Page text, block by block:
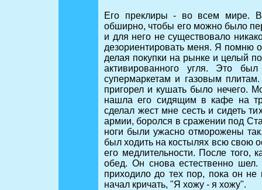
Его преклиры - во всем мире.
обширно, чтобы его можно было
и для него не существовало
дезориентировать меня. Я помню
делая покупки на рынке и целый
активированного угля. Это
супермаркетам и газовым
пригорел и кушать было нечего.
нашла его сидящим в кафе на
сделал жест мне сесть и сидеть
армии, боролся в сражении под
ноги были ужасно отморожены
был ходить на костылях всю свою
его медлительности. После того,
обед. Он снова естественно
приходило до тех пор, пока он
начал кричать, "Я хожу - я хожу".